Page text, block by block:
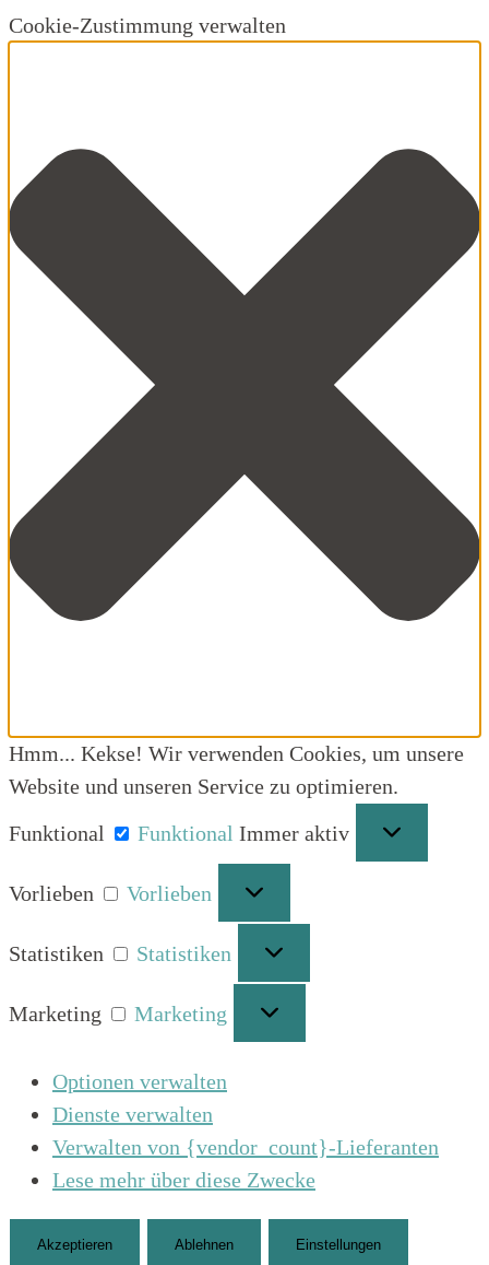
Cookie-Zustimmung verwalten
Hmm... Kekse! Wir verwenden Cookies, um unsere
Website und unseren Service zu optimieren.
Funktional
Funktional Immer aktiv
Vorlieben Vorlieben
Statistiken Statistiken
Marketing Marketing
Optionen verwalten
Dienste verwalten
Verwalten von {vendor_count}-Lieferanten
Lese mehr über diese Zwecke
Akzeptieren Ablehnen Einstellungen